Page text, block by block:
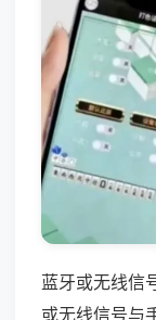
蓝牙或无线信
或无线信号与